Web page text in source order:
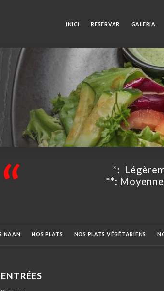
INICI RESERVAR GALERIA
*:
**:
NAAN NOS PLATS NOS PLATS VÉGÉTARIENS